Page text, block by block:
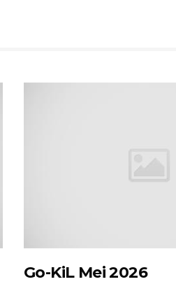
Go-KiL Mei 2026